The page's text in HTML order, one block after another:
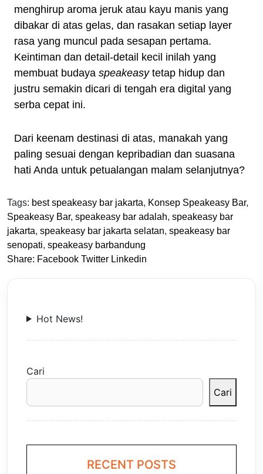
menghirup aroma jeruk atau kayu manis yang
dibakar di atas gelas, dan rasakan setiap layer
rasa yang muncul pada sesapan pertama.
Keintiman dan detail-detail kecil inilah yang
membuat budaya speakeasytetap hidup dan
justru semakin dicari di tengah era digital yang
serba cepat ini.
Dari keenam destinasi di atas, manakah yang
paling sesuai dengan kepribadian dan suasana
hati Anda untuk petualangan malam selanjutnya?
Tags: best speakeasy bar jakarta, Konsep Speakeasy Bar,
Speakeasy Bar, speakeasy bar adalah, speakeasy bar
jakarta, speakeasy bar jakarta selatan, speakeasy bar
senopati, speakeasy barbandung
Share: Facebook Twitter Linkedin
Hot News!
Cari
Cari
RECENT POSTS